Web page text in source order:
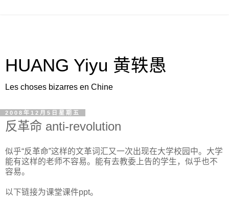
HUANG Yiyu 黄轶愚
Les choses bizarres en Chine
2008年12月5日星期五
反革命 anti-revolution
似乎“反革命”这样的文革词汇又一次出现在大学校园中。大学
能有这样的老师不容易。能有去教委上告的学生，似乎也不
容易。
以下链接为课堂课件ppt。